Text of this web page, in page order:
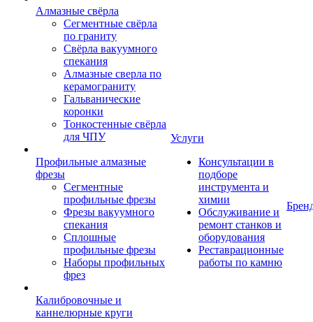
Алмазные свёрла
Сегментные свёрла
по граниту
Свёрла вакуумного
спекания
Алмазные сверла по
керамограниту
Гальванические
коронки
Тонкостенные свёрла
для ЧПУ
Профильные алмазные
фрезы
Сегментные
профильные фрезы
Фрезы вакуумного
спекания
Сплошные
профильные фрезы
Наборы профильных
фрез
Калибровочные и
каннелюрные круги
Услуги
Консультации в
подборе
инструмента и
химии
Обслуживание и
ремонт станков и
оборудования
Реставрационные
работы по камню